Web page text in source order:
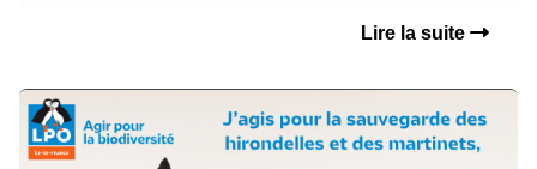
Lire la suite